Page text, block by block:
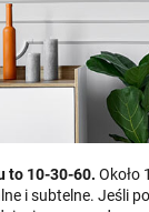
to 10-30-60. Około
i subtelne. Jeśli